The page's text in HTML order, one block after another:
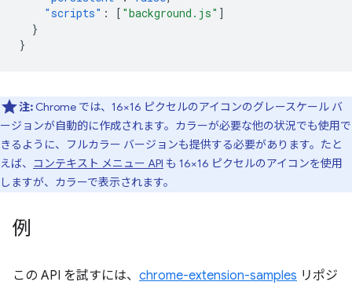
"scripts" : [ "background.js" ]
}
}
注: Chrome では、16×16 ピクセルのアイコンのグレースケール バ
ージョンが自動的に作成されます。カラーが必要な他の状況でも使用で
きるように、フルカラー バージョンも提供する必要があります。たと
えば、 コンテキスト メニュー API も 16×16 ピクセルのアイコンを使用
しますが、カラーで表示されます。
例
この API を試すには、 chrome-extension-samples リポジ